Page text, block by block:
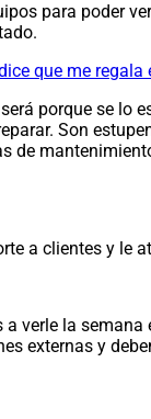
para poder
que me
porque se
Son
de
a clientes y le
verle la
externas y